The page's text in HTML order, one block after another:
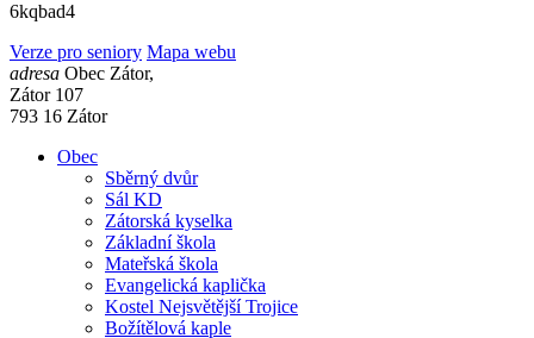
6kqbad4
Verze pro seniory Mapa webu
adresa Obec Zátor,
Zátor 107
793 16 Zátor
Obec
Sběrný dvůr
Sál KD
Zátorská kyselka
Základní škola
Mateřská škola
Evangelická kaplička
Kostel Nejsvětější Trojice
Božítělová kaple